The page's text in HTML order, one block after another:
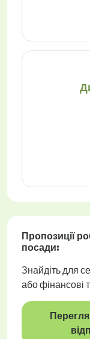
Пропозиції
посади:
Знайдіть для
або фінансові